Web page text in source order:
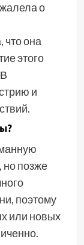
о
что она
этого
и
позже
поэтому
или новых